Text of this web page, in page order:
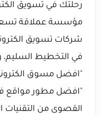
رحلتك في تسويق
مؤسسة عملاقة
شركات تسويق
في التخطيط
"افضل مسوق
"افضل مطور مواقع
القصوى من التقنيات